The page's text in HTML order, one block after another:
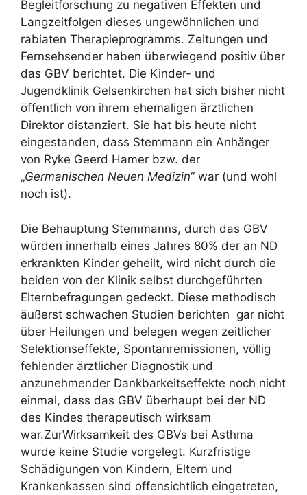
Begleitforschung zu negativen Effekten und
Langzeitfolgen dieses ungewöhnlichen und
rabiaten Therapieprogramms. Zeitungen und
Fernsehsender haben überwiegend positiv über
das GBV berichtet. Die Kinder- und
Jugendklinik Gelsenkirchen hat sich bisher nicht
öffentlich von ihrem ehemaligen ärztlichen
Direktor distanziert. Sie hat bis heute nicht
eingestanden, dass Stemmann ein Anhänger
von Ryke Geerd Hamer bzw. der
„Germanischen Neuen Medizin“ war (und wohl
noch ist).
Die Behauptung Stemmanns, durch das GBV
würden innerhalb eines Jahres 80% der an ND
erkrankten Kinder geheilt, wird nicht durch die
beiden von der Klinik selbst durchgeführten
Elternbefragungen gedeckt. Diese methodisch
äußerst schwachen Studien berichten gar nicht
über Heilungen und belegen wegen zeitlicher
Selektionseffekte, Spontanremissionen, völlig
fehlender ärztlicher Diagnostik und
anzunehmender Dankbarkeitseffekte noch nicht
einmal, dass das GBV überhaupt bei der ND
des Kindes therapeutisch wirksam
war.ZurWirksamkeit des GBVs bei Asthma
wurde keine Studie vorgelegt. Kurzfristige
Schädigungen von Kindern, Eltern und
Krankenkassen sind offensichtlich eingetreten,